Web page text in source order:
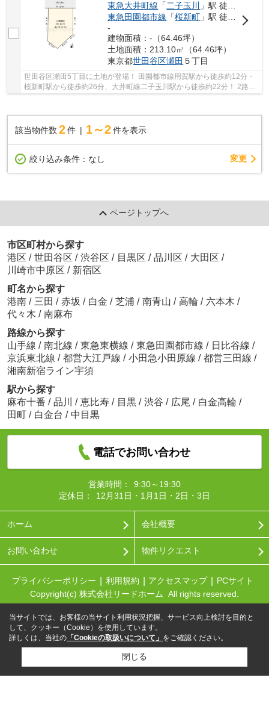
東急大井町線 「二子玉川
」駅 徒歩22分
東急田園都市線 「桜新町 」駅 徒歩26分
-
建物面積：-（64.46坪）
土地面積：213.10㎡（64.46坪）
東京都世田谷区瀬田 ５丁目
世田谷区瀬田5丁目に土地が登場！ 田園都市線用賀駅から徒歩約12分・
桜新町駅から徒歩約26分、大井町線二子玉川駅から徒歩約22分！ 2路線
該当物件数 2件 1～2 件を表示
絞り込み条件： なし 変更
ページトップへ
市区町村から探す
港区 / 世田谷区 / 渋谷区 / 目黒区 / 品川区 / 大田区 /
川崎市中原区 / 新宿区
町名から探す
港南 / 三田 / 赤坂 / 白金 / 芝浦 / 南青山 / 高輪 / 六本木 /
代々木 / 南麻布
路線から探す
山手線 / 南北線 / 東急東横線 / 東急田園都市線 / 日比谷線 /
京浜東北線 / 都営大江戸線 / 小田急小田原線 / 都営三田線 /
湘南新宿ライン宇須
駅から探す
麻布十番 / 品川 / 恵比寿 / 目黒 / 渋谷 / 広尾 / 白金高輪 /
田町 / 白金台 / 中目黒
電話でお問い合わせ
営業時間：
9:30～19:30
定休日：
12月31日・1月1日・2日・3日
ホーム 会社概要
お問い合わせ 物件リクエスト
プライバシーポリシー 利用規約 アクセスマップ
PCサイト
Copyright(c) 株式会社リードホーム All rights reserved.
当サイトでは、お客様の当サイト利用状況把握、サービス向上検討を目的と
して、クッキー（Cookie）を使用しています。
詳しくは、当社の 「Cookieの取扱いについて」 をご確認ください。
閉じる